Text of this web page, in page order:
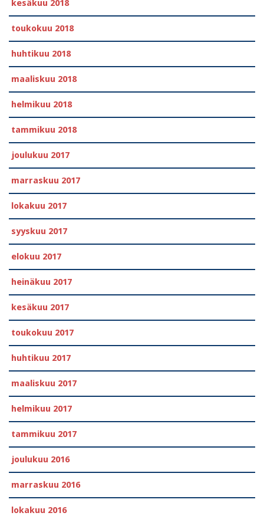
kesäkuu 2018
toukokuu 2018
huhtikuu 2018
maaliskuu 2018
helmikuu 2018
tammikuu 2018
joulukuu 2017
marraskuu 2017
lokakuu 2017
syyskuu 2017
elokuu 2017
heinäkuu 2017
kesäkuu 2017
toukokuu 2017
huhtikuu 2017
maaliskuu 2017
helmikuu 2017
tammikuu 2017
joulukuu 2016
marraskuu 2016
lokakuu 2016